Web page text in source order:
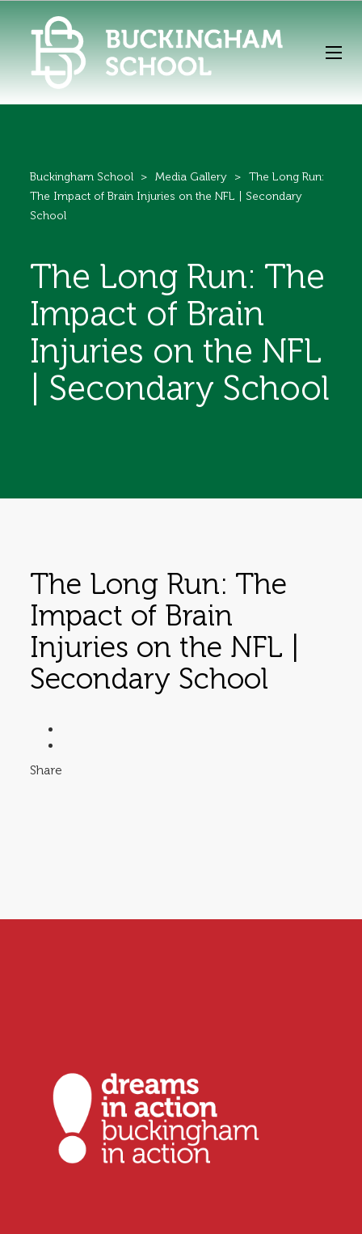
Buckingham School > Media Gallery >
The Long Run:
The Impact of Brain Injuries on the NFL | Secondary
School
The Long Run: The
Impact of Brain
Injuries on the NFL
| Secondary School
The Long Run: The
Impact of Brain
Injuries on the NFL |
Secondary School
Share